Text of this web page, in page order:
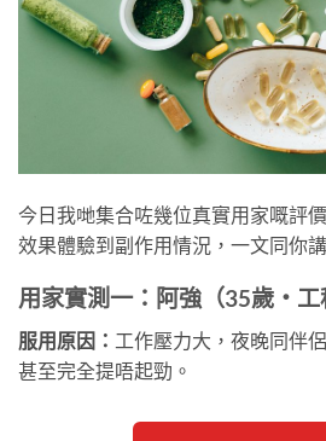
今日我哋集合咗幾位真實用家嘅評
效果體驗到副作用情況，一文同你
用家實測一：阿強（35歲・
服用原因： 工作壓力大，夜晚同伴
甚至完全提唔起勁。